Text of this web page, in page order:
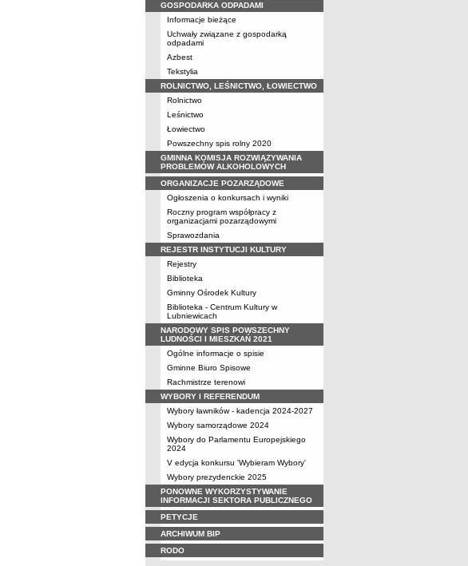
GOSPODARKA ODPADAMI
Informacje bieżące
Uchwały związane z gospodarką
odpadami
Azbest
Tekstylia
ROLNICTWO, LEŚNICTWO, ŁOWIECTWO
Rolnictwo
Leśnictwo
Łowiectwo
Powszechny spis rolny 2020
GMINNA KOMISJA ROZWIĄZYWANIA
PROBLEMÓW ALKOHOLOWYCH
ORGANIZACJE POZARZĄDOWE
Ogłoszenia o konkursach i wyniki
Roczny program współpracy z
organizacjami pozarządowymi
Sprawozdania
REJESTR INSTYTUCJI KULTURY
Rejestry
Biblioteka
Gminny Ośrodek Kultury
Biblioteka - Centrum Kultury w
Lubniewicach
NARODOWY SPIS POWSZECHNY
LUDNOŚCI I MIESZKAŃ 2021
Ogólne informacje o spisie
Gminne Biuro Spisowe
Rachmistrze terenowi
WYBORY I REFERENDUM
Wybory ławników - kadencja 2024-2027
Wybory samorządowe 2024
Wybory do Parlamentu Europejskiego
2024
V edycja konkursu 'Wybieram Wybory'
Wybory prezydenckie 2025
PONOWNE WYKORZYSTYWANIE
INFORMACJI SEKTORA PUBLICZNEGO
PETYCJE
ARCHIWUM BIP
RODO